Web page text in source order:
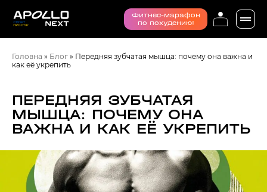
Фитнес-марафон
по похудению!
Головна » Блог » Передняя зубчатая мышца: почему она важна и
как её укрепить
ПЕРЕДНЯЯ ЗУБЧАТАЯ
МЫШЦА: ПОЧЕМУ ОНА
ВАЖНА И КАК ЕЁ УКРЕПИТЬ